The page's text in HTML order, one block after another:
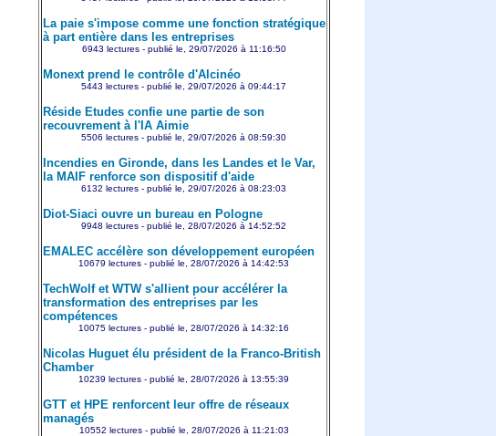
La paie s'impose comme une fonction stratégique
à part entière dans les entreprises
6943 lectures - publié le, 29/07/2026 à 11:16:50
Monext prend le contrôle d'Alcinéo
5443 lectures - publié le, 29/07/2026 à 09:44:17
Réside Etudes confie une partie de son
recouvrement à l'IA Aimie
5506 lectures - publié le, 29/07/2026 à 08:59:30
Incendies en Gironde, dans les Landes et le Var,
la MAIF renforce son dispositif d'aide
6132 lectures - publié le, 29/07/2026 à 08:23:03
Diot-Siaci ouvre un bureau en Pologne
9948 lectures - publié le, 28/07/2026 à 14:52:52
EMALEC accélère son développement européen
10679 lectures - publié le, 28/07/2026 à 14:42:53
TechWolf et WTW s'allient pour accélérer la
transformation des entreprises par les
compétences
10075 lectures - publié le, 28/07/2026 à 14:32:16
Nicolas Huguet élu président de la Franco-British
Chamber
10239 lectures - publié le, 28/07/2026 à 13:55:39
GTT et HPE renforcent leur offre de réseaux
managés
10552 lectures - publié le, 28/07/2026 à 11:21:03